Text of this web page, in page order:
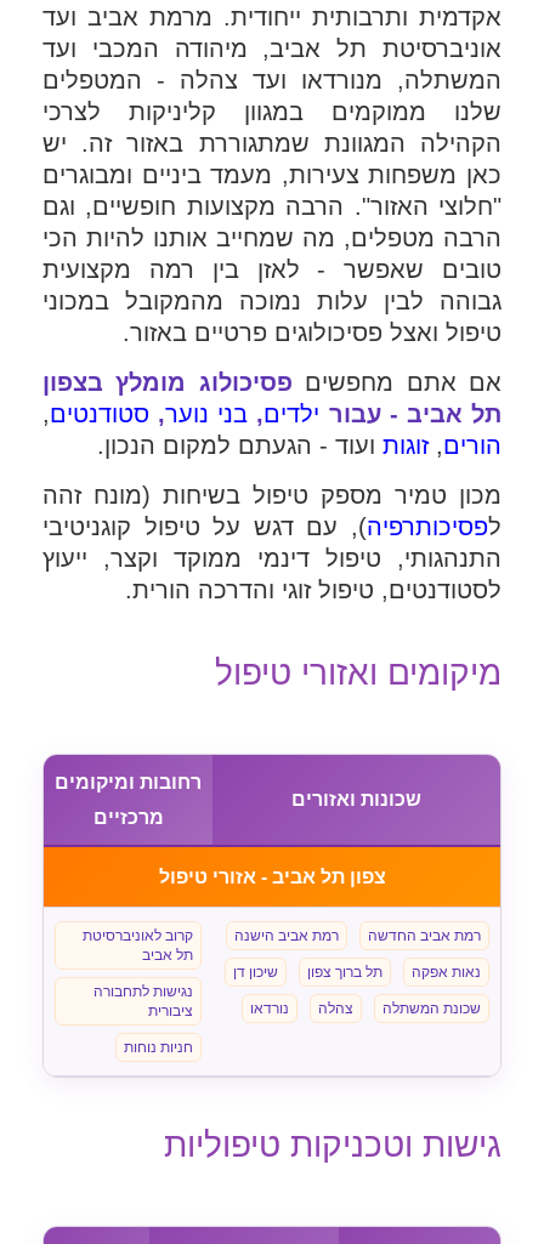
אקדמית ותרבותית ייחודית. מרמת אביב ועד
אוניברסיטת תל אביב, מיהודה המכבי ועד
המשתלה, מנורדאו ועד צהלה - המטפלים
שלנו ממוקמים במגוון קליניקות לצרכי
הקהילה המגוונת שמתגוררת באזור זה. יש
כאן משפחות צעירות, מעמד ביניים ומבוגרים
"חלוצי האזור". הרבה מקצועות חופשיים, וגם
הרבה מטפלים, מה שמחייב אותנו להיות הכי
טובים שאפשר - לאזן בין רמה מקצועית
גבוהה לבין עלות נמוכה מהמקובל במכוני
טיפול ואצל פסיכולוגים פרטיים באזור.
אם אתם מחפשים פסיכולוג מומלץ בצפון
תל אביב - עבור ילדים, בני נוער, סטודנטים,
הורים,זוגות ועוד - הגעתם למקום הנכון.
מכון טמיר מספק טיפול בשיחות (מונח זהה
לפסיכותרפיה), עם דגש על טיפול קוגניטיבי
התנהגותי, טיפול דינמי ממוקד וקצר, ייעוץ
לסטודנטים, טיפול זוגי והדרכה הורית.
מיקומים ואזורי טיפול
שכונות ואזורים
רחובות ומיקומים
מרכזיים
צפון תל אביב - אזורי טיפול
רמת אביב החדשה רמת אביב הישנה
נאות אפקה תל ברוך צפון שיכון דן
שכונת המשתלה צהלה נורדאו
קרוב לאוניברסיטת
תל אביב
נגישות לתחבורה
ציבורית
חניות נוחות
גישות וטכניקות טיפוליות